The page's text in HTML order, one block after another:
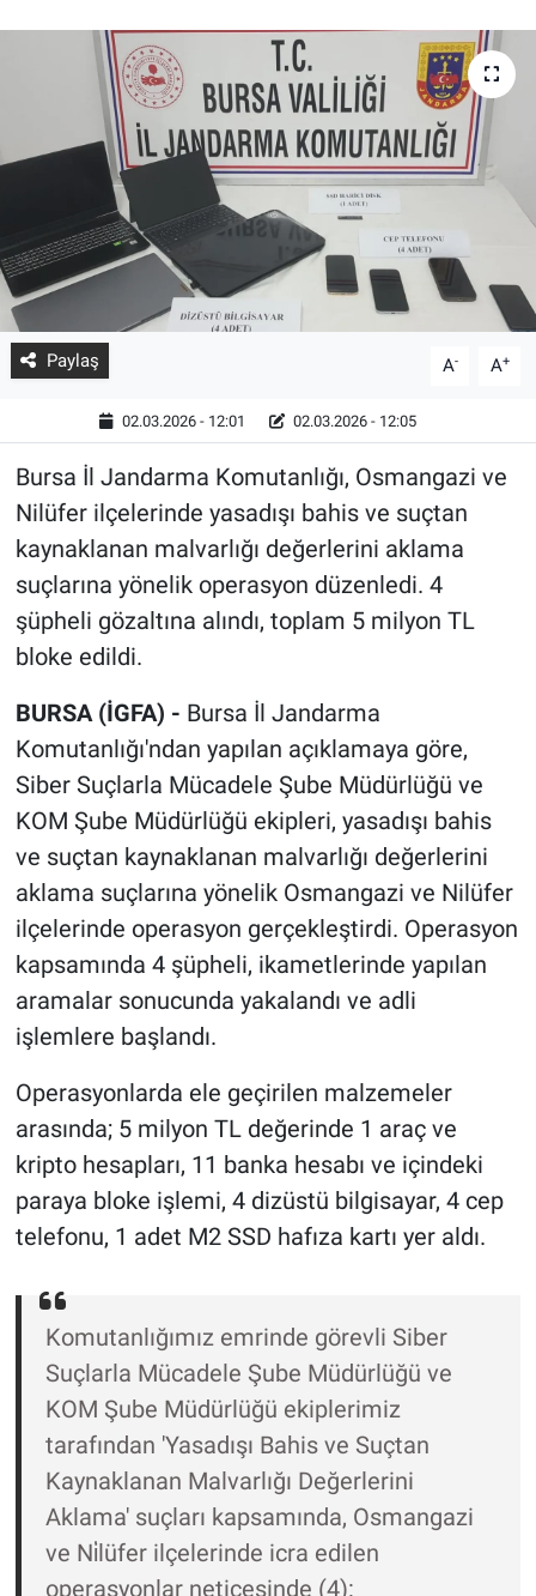
Paylaş A- A+
02.03.2026 - 12:01 02.03.2026 - 12:05
Bursa İl Jandarma Komutanlığı, Osmangazi ve
Nilüfer ilçelerinde yasadışı bahis ve suçtan
kaynaklanan malvarlığı değerlerini aklama
suçlarına yönelik operasyon düzenledi. 4
şüpheli gözaltına alındı, toplam 5 milyon TL
bloke edildi.
BURSA (İGFA) - Bursa İl Jandarma
Komutanlığı'ndan yapılan açıklamaya göre,
Siber Suçlarla Mücadele Şube Müdürlüğü ve
KOM Şube Müdürlüğü ekipleri, yasadışı bahis
ve suçtan kaynaklanan malvarlığı değerlerini
aklama suçlarına yönelik Osmangazi ve Nilüfer
ilçelerinde operasyon gerçekleştirdi. Operasyon
kapsamında 4 şüpheli, ikametlerinde yapılan
aramalar sonucunda yakalandı ve adli
işlemlere başlandı.
Operasyonlarda ele geçirilen malzemeler
arasında; 5 milyon TL değerinde 1 araç ve
kripto hesapları, 11 banka hesabı ve içindeki
paraya bloke işlemi, 4 dizüstü bilgisayar, 4 cep
telefonu, 1 adet M2 SSD hafıza kartı yer aldı.
Komutanlığımız emrinde görevli Siber
Suçlarla Mücadele Şube Müdürlüğü ve
KOM Şube Müdürlüğü ekiplerimiz
tarafından 'Yasadışı Bahis ve Suçtan
Kaynaklanan Malvarlığı Değerlerini
Aklama' suçları kapsamında, Osmangazi
ve Ni̇lüfer ilçelerinde icra edilen
operasyonlar neticesinde (4):